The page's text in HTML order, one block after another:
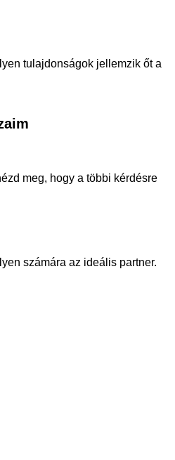
tulajdonságok jellemzik őt a
meg, hogy a többi kérdésre
számára az ideális partner.